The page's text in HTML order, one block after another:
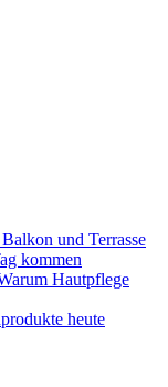
und Terrasse
kommen
Hautpflege
heute